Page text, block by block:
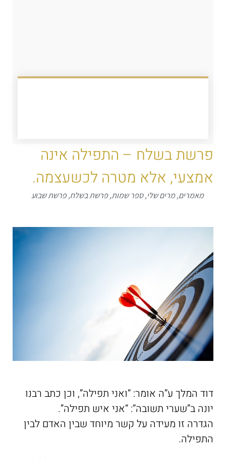
פרשת בשלח – התפילה אינה
אמצעי, אלא מטרה לכשעצמה.
מאמרים,מרים שלי,ספר שמות,פרשת בשלח,פרשת שבוע
דוד המלך ע”ה אומר: “ואני תפילה”, וכן כתב רבנו
יונה ב”שערי תשובה”: “אני איש תפילה”.
הגדרה זו מעידה על קשר מיוחד שבין האדם לבין
התפילה.